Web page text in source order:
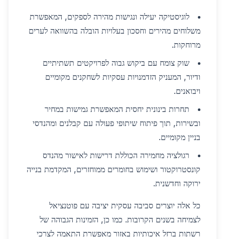
לוגיסטיקה יעילה ונגישות מהירה לספקים, המאפשרת
משלוחים מהירים וחסכון בעלויות הובלה בהשוואה לערים
מרוחקות.
שוק צומח עם ביקוש גבוה לפרויקטים תשתיתיים
ודיור, המעניק הזדמנויות עסקיות לשחקנים מקומיים
ויבואנים.
תחרות בינונית יחסית המאפשרת גמישות במחיר
ובשירות, תוך פיתוח שיתופי פעולה עם קבלנים ומהנדסי
בניין מקומיים.
רגולציה מחמירה הכוללת דרישות לאישור מהנדס
קונסטרוקטור ושימוש בחומרים ממוחזרים, המקדמת בנייה
ירוקה וחדשנית.
כל אלה יוצרים סביבה עסקית יציבה עם פוטנציאל
לצמיחה בשנים הקרובות. כמו כן, הזמינות הגבוהה של
רשתות ברזל איכותיות באזור מאפשרת התאמה לצרכי